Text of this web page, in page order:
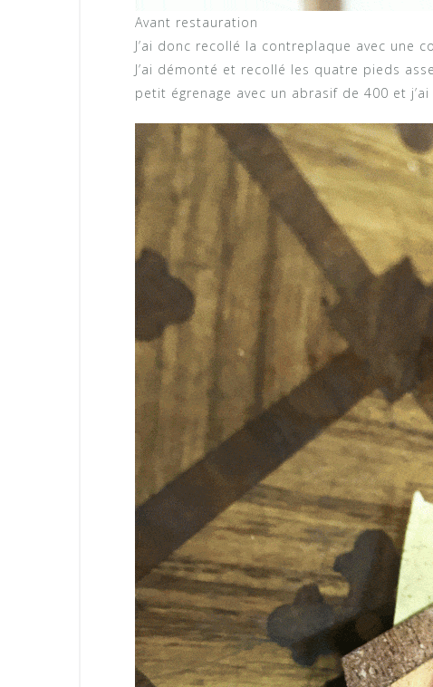
Avant restauration
J’ai donc recollé la contreplaque avec une
J’ai démonté et recollé les quatre pieds
petit égrenage avec un abrasif de 400 et